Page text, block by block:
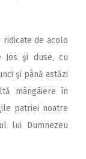
de acolo
Jos şi duse, cu
şi până astăzi
mângâiere în
patriei noatre
lui Dumnezeu